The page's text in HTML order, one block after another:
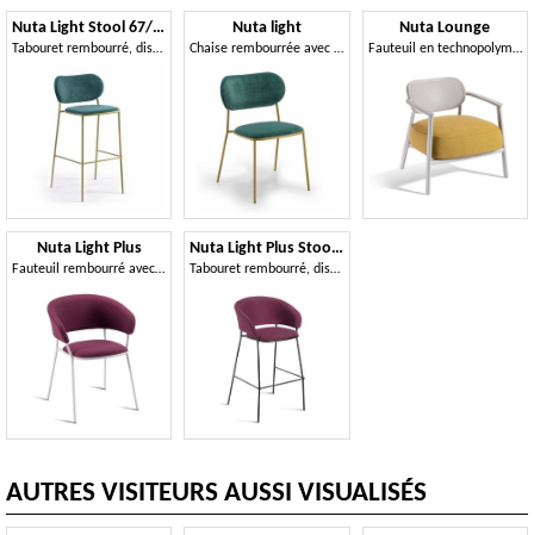
Nuta Light Stool 67/77
Tabouret rembourré, disponible en deux hauteurs
Nuta light
Chaise rembourrée avec structure en métal à quatre pieds
Nuta Lounge
Fauteuil en technopolymère avec accoudoirs et coussin intégré
Nuta Light Plus
Fauteuil rembourré avec structure en métal à quatre pieds
Nuta Light Plus Stool 67/77
Tabouret rembourré, disponible en deux hauteurs
AUTRES VISITEURS AUSSI VISUALISÉS